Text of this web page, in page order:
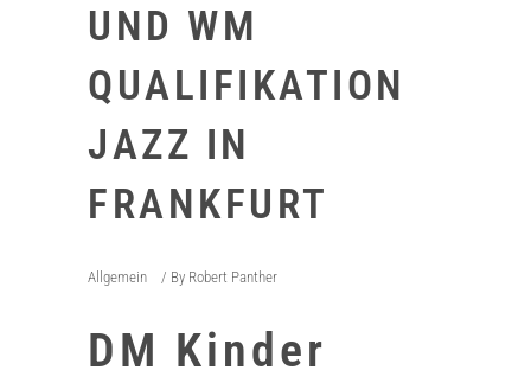
UND WM
QUALIFIKATION
JAZZ IN
FRANKFURT
Allgemein By Robert Panther
DM Kinder